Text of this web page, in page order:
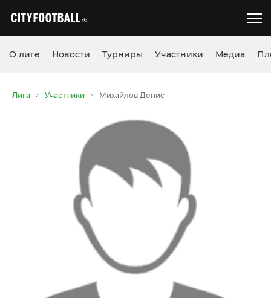
О лиге Новости Турниры Участники Медиа
Лига Участники Михайлов Денис